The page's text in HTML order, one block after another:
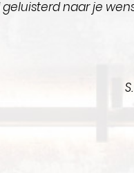
naar je